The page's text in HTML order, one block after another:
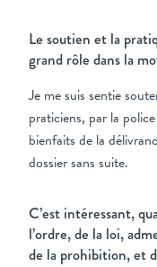
Le soutien et la
grand rôle dans la
Je me suis sentie
praticiens, par la
bienfaits de la
dossier sans suite.
C’est intéressant,
l’ordre, de la loi,
de la prohibition, et